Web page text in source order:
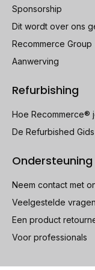
Sponsorship
Dit wordt over ons
Recommerce Group
Aanwerving
Refurbishing
Hoe Recommerce®
De Refurbished Gids
Ondersteuning
Neem contact met
Veelgestelde vragen
Een product
Voor professionals